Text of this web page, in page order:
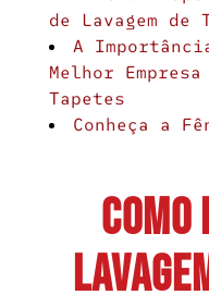
de Lavagem de
A
Melhor
Tapetes
Conheça a